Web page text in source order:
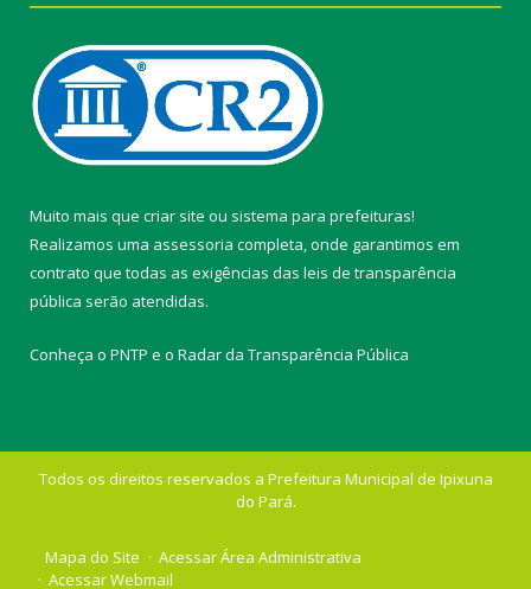
Muito mais que criar site ou sistema para prefeituras!
Realizamos uma assessoria completa, onde garantimos em
contrato que todas as exigências das leis de transparência
pública serão atendidas.
Conheça o PNTP e o Radar da Transparência Pública
Todos os direitos reservados a Prefeitura Municipal de Ipixuna
do Pará.
Mapa do Site
Acessar Área Administrativa
Acessar Webmail